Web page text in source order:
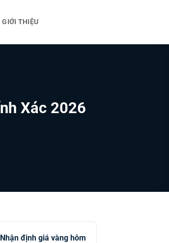
GIỚI THIỆU
Xác 2026
Nhận định giá vàng hôm